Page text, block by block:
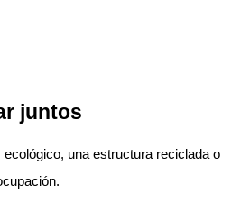
juntos
una estructura reciclada o